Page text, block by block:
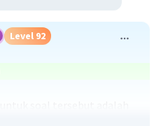
Level 92